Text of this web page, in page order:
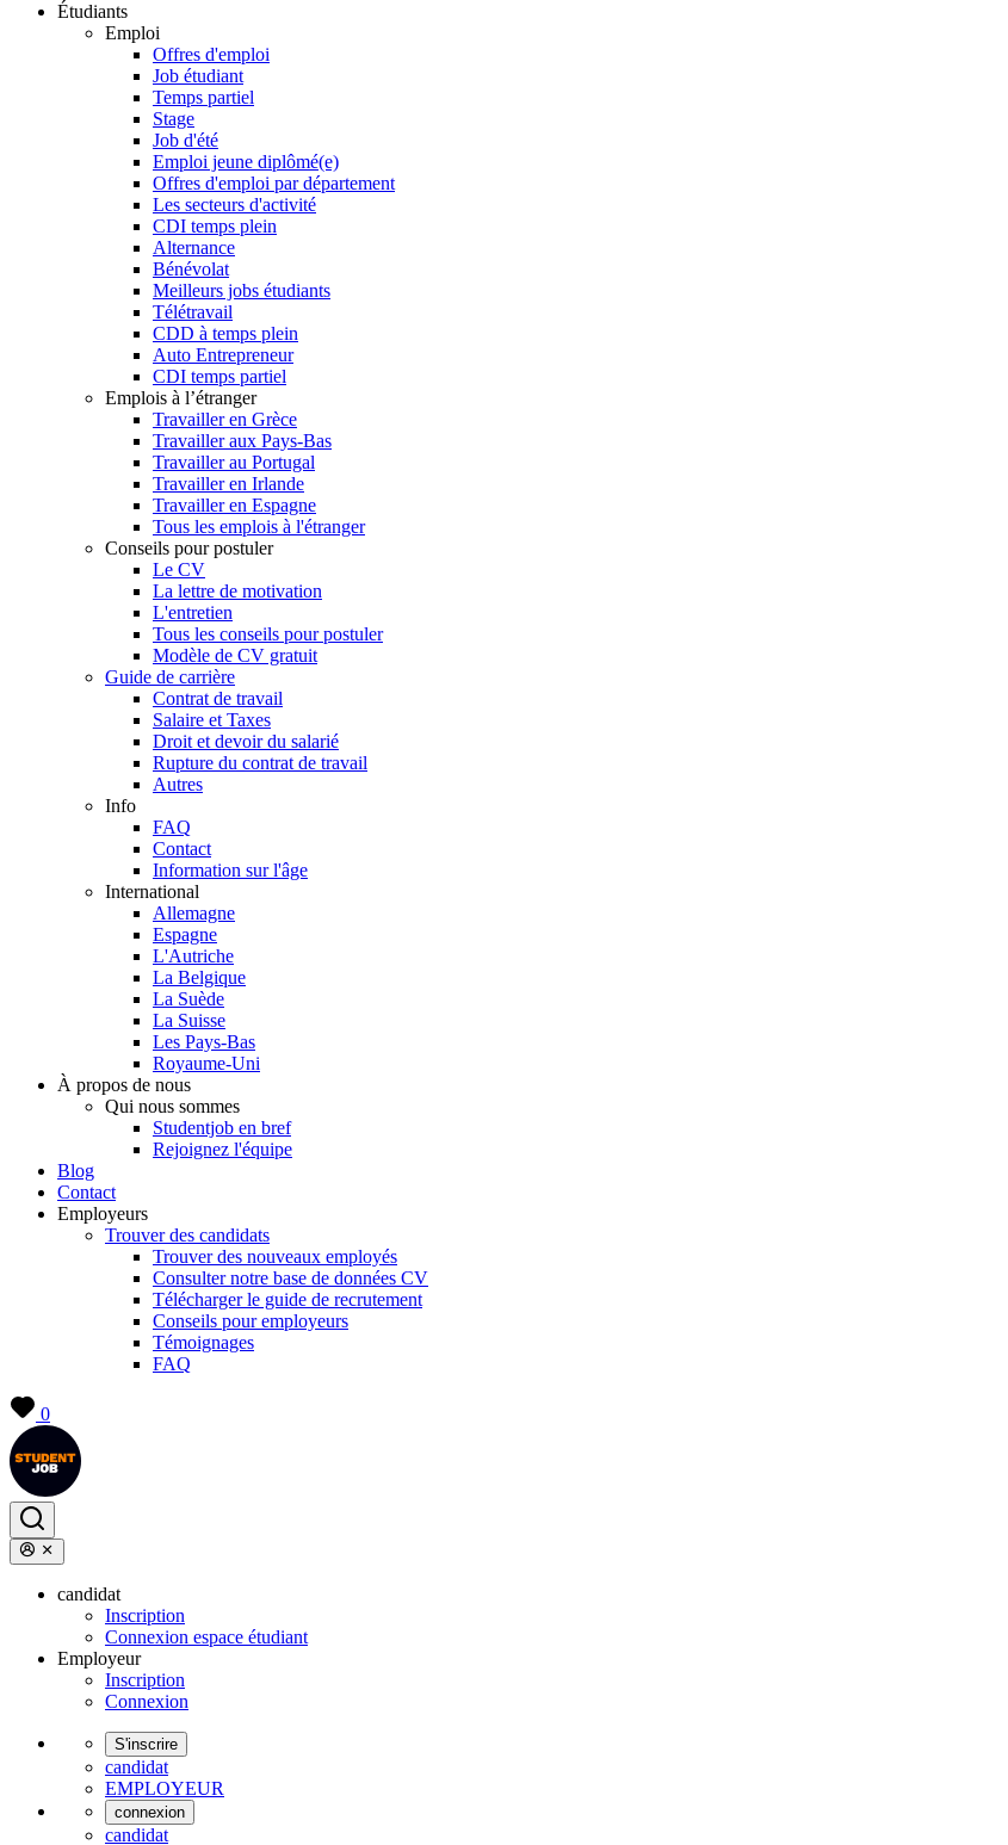
Étudiants
Emploi
Offres d'emploi
Job étudiant
Temps partiel
Stage
Job d'été
Emploi jeune diplômé(e)
Offres d'emploi par département
Les secteurs d'activité
CDI temps plein
Alternance
Bénévolat
Meilleurs jobs étudiants
Télétravail
CDD à temps plein
Auto Entrepreneur
CDI temps partiel
Emplois à l’étranger
Travailler en Grèce
Travailler aux Pays-Bas
Travailler au Portugal
Travailler en Irlande
Travailler en Espagne
Tous les emplois à l'étranger
Conseils pour postuler
Le CV
La lettre de motivation
L'entretien
Tous les conseils pour postuler
Modèle de CV gratuit
Guide de carrière
Contrat de travail
Salaire et Taxes
Droit et devoir du salarié
Rupture du contrat de travail
Autres
Info
FAQ
Contact
Information sur l'âge
International
Allemagne
Espagne
L'Autriche
La Belgique
La Suède
La Suisse
Les Pays-Bas
Royaume-Uni
À propos de nous
Qui nous sommes
Studentjob en bref
Rejoignez l'équipe
Blog
Contact
Employeurs
Trouver des candidats
Trouver des nouveaux employés
Consulter notre base de données CV
Télécharger le guide de recrutement
Conseils pour employeurs
Témoignages
FAQ
0
candidat
Inscription
Connexion espace étudiant
Employeur
Inscription
Connexion
S'inscrire
candidat
EMPLOYEUR
connexion
candidat